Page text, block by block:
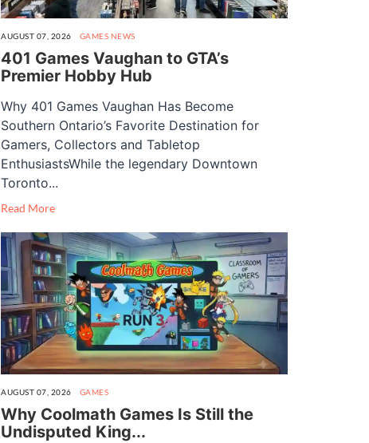
AUGUST 07, 2026 GAMES NEWS
401 Games Vaughan to GTA’s
Premier Hobby Hub
Why 401 Games Vaughan Has Become
Southern Ontario’s Favorite Destination for
Gamers, Collectors and Tabletop
EnthusiastsWhile the legendary Downtown
Toronto...
Read More
AUGUST 07, 2026 GAMES
Why Coolmath Games Is Still the
Undisputed King...